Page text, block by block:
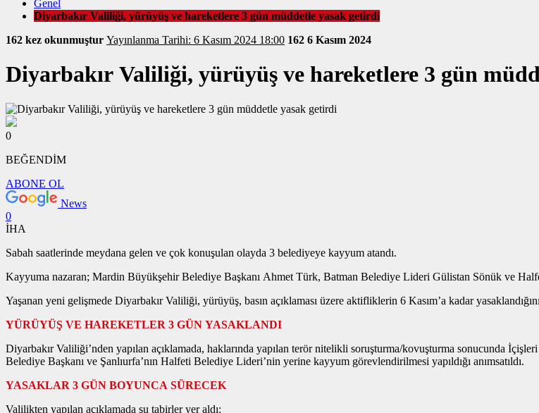
Genel
Diyarbakır Valiliği, yürüyüş ve hareketlere 3 gün müddetle yasak getirdi
162 kez okunmuştur
Yayınlanma Tarihi: 6 Kasım 2024 18:00 162 6 Kasım 2024
Diyarbakır Valiliği, yürüyüş ve hareketlere 3 gün
0
BEĞENDİM
ABONE OL
News
0
İHA
Sabah saatlerinde meydana gelen ve çok konuşulan olayda 3 belediyeye kayyum atandı.
Kayyuma nazaran; Mardin Büyükşehir Belediye Başkanı Ahmet Türk, Batman Belediye Lideri Gülistan Sönük ve
Yaşanan yeni gelişmede Diyarbakır Valiliği, yürüyüş, basın açıklaması üzere aktifliklerin 6 Kasım’a kadar
YÜRÜYÜŞ VE HAREKETLER 3 GÜN YASAKLANDI
Diyarbakır Valiliği’nden yapılan açıklamada, haklarında yapılan terör nitelikli soruşturma/kovuşturma sonucunda
Belediye Başkanı ve Şanlıurfa’nın Halfeti Belediye Lideri’nin yerine kayyum görevlendirilmesi yapıldığı anımsatıldı.
YASAKLAR 3 GÜN BOYUNCA SÜRECEK
Valilikten yapılan açıklamada şu tabirler yer aldı: